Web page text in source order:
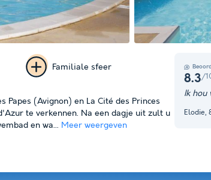
foto's
8.3/
Ik hou
Elodie,
Familiale sfeer
Papes (Avignon) en La Cité des Princes
te verkennen. Na een dagje uit zult u
en wa... Meer weergeven